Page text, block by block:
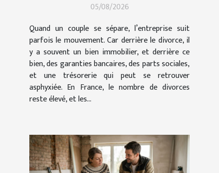
05/08/2026
Quand un couple se sépare, l’entreprise suit
parfois le mouvement. Car derrière le divorce, il
y a souvent un bien immobilier, et derrière ce
bien, des garanties bancaires, des parts sociales,
et une trésorerie qui peut se retrouver
asphyxiée. En France, le nombre de divorces
reste élevé, et les...